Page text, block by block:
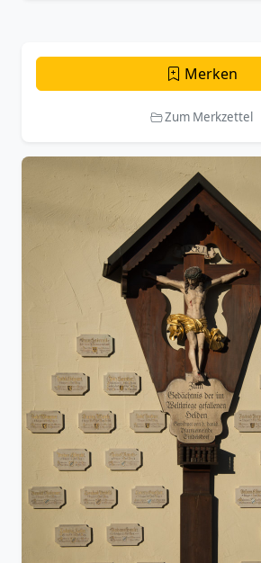
Merken
Zum Merkzettel